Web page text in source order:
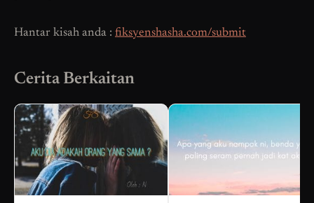
Hantar kisah anda : fiksyenshasha.com/submit
Cerita Berkaitan